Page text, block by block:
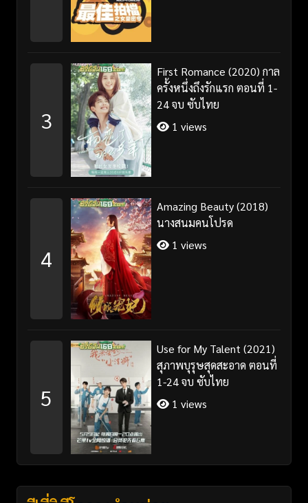
3
First Romance (2020) กาล
ครั้งหนึ่งถึงรักแรก ตอนที่ 1-
24 จบ ซับไทย
1 views
4
Amazing Beauty (2018)
นางสนมคนโปรด
1 views
5
Use for My Talent (2021)
สุภาพบุรุษสุดสะอาด ตอนที่
1-24 จบ ซับไทย
1 views